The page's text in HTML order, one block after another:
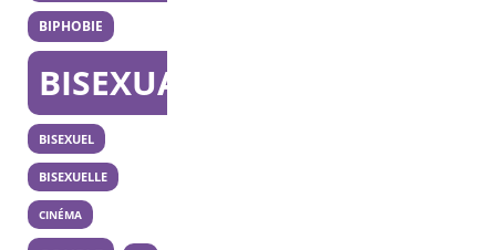
BIPHOBIE
BISEXUALITÉ
BISEXUEL
BISEXUELLE
CINÉMA